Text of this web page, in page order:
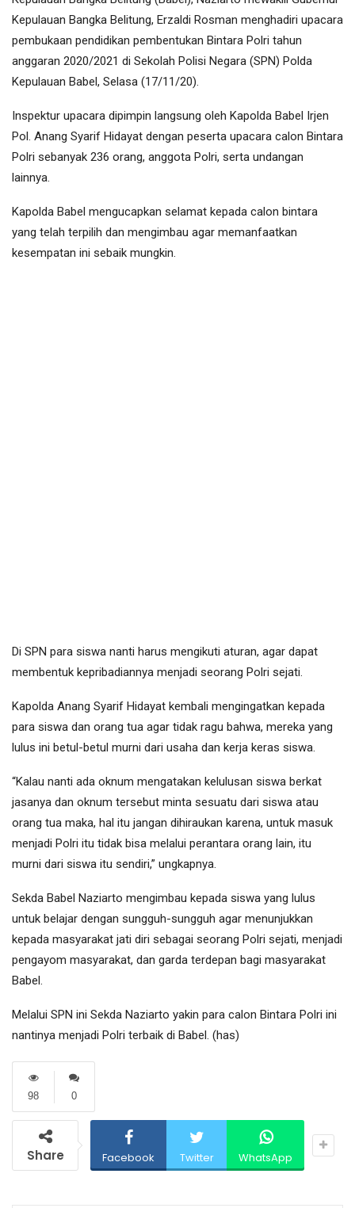
Kepulauan Bangka Belitung, Erzaldi Rosman menghadiri upacara
pembukaan pendidikan pembentukan Bintara Polri tahun
anggaran 2020/2021 di Sekolah Polisi Negara (SPN) Polda
Kepulauan Babel, Selasa (17/11/20).
Inspektur upacara dipimpin langsung oleh Kapolda Babel Irjen
Pol. Anang Syarif Hidayat dengan peserta upacara calon Bintara
Polri sebanyak 236 orang, anggota Polri, serta undangan
lainnya.
Kapolda Babel mengucapkan selamat kepada calon bintara
yang telah terpilih dan mengimbau agar memanfaatkan
kesempatan ini sebaik mungkin.
Di SPN para siswa nanti harus mengikuti aturan, agar dapat
membentuk kepribadiannya menjadi seorang Polri sejati.
Kapolda Anang Syarif Hidayat kembali mengingatkan kepada
para siswa dan orang tua agar tidak ragu bahwa, mereka yang
lulus ini betul-betul murni dari usaha dan kerja keras siswa.
“Kalau nanti ada oknum mengatakan kelulusan siswa berkat
jasanya dan oknum tersebut minta sesuatu dari siswa atau
orang tua maka, hal itu jangan dihiraukan karena, untuk masuk
menjadi Polri itu tidak bisa melalui perantara orang lain, itu
murni dari siswa itu sendiri,” ungkapnya.
Sekda Babel Naziarto mengimbau kepada siswa yang lulus
untuk belajar dengan sungguh-sungguh agar menunjukkan
kepada masyarakat jati diri sebagai seorang Polri sejati, menjadi
pengayom masyarakat, dan garda terdepan bagi masyarakat
Babel.
Melalui SPN ini Sekda Naziarto yakin para calon Bintara Polri ini
nantinya menjadi Polri terbaik di Babel. (has)
0
98
Share Facebook Twitter WhatsApp